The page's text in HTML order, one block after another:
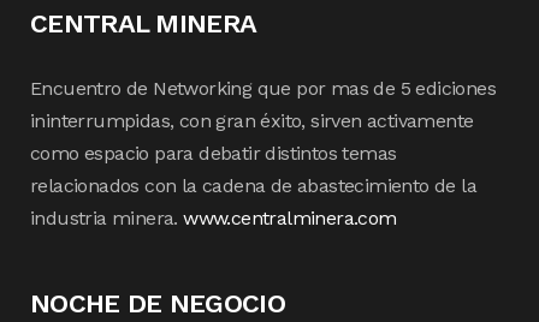
CENTRAL MINERA
Encuentro de Networking que por mas de 5 ediciones
ininterrumpidas, con gran éxito, sirven activamente
como espacio para debatir distintos temas
relacionados con la cadena de abastecimiento de la
industria minera.www.centralminera.com
NOCHE DE NEGOCIO